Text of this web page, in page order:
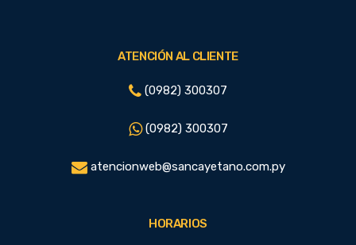
ATENCIÓN AL CLIENTE
(0982) 300307
(0982) 300307
atencionweb@sancayetano.com.py
HORARIOS